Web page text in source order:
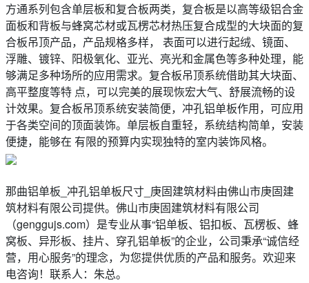
方通系列包含单层板和复合板两类，复合板是以高等级铝合金
面板和背板与蜂窝芯材或瓦楞芯材热压复合成型的大块面的复
合板吊顶产品，产品规格多样， 表面可以进行起绒、镜面、
浮雕、镀锌、阳极氧化、亚光、亮光和金属色等多种处理，能
够满足多种场所的应用需求。复合板吊顶系统借助其大块面、
高平整度等特 点，可以完美的展现恢宏大气、舒展流畅的设
计效果。复合板吊顶系统安装简便，冲孔铝单板作用，可应用
于各类空间的顶面装饰。单层板自重轻，系统结构简单，安装
便捷，能够在 有限的预算内实现独特的室内装饰风格。
那曲铝单板_冲孔铝单板尺寸_庚固建筑材料由佛山市庚固建
筑材料有限公司提供。佛山市庚固建筑材料有限公司
（genggujs.com）是专业从事“铝单板、铝扣板、瓦楞板、蜂
窝板、异形板、挂片、穿孔铝单板”的企业，公司秉承“诚信经
营，用心服务”的理念，为您提供优质的产品和服务。欢迎来
电咨询！联系人：朱总。